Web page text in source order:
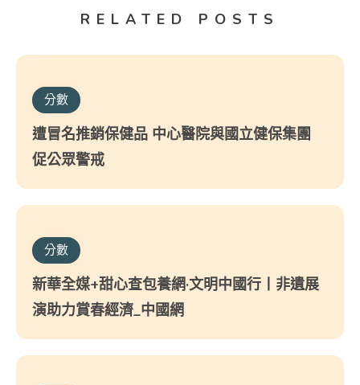
RELATED POSTS
分數
遭冒名推銷保健品 中心醫院與國立健保集團
促公眾警戒
分數
新華全媒+甜心查包養網·文明中國行丨非遺展
演助力賞春經濟_中國網